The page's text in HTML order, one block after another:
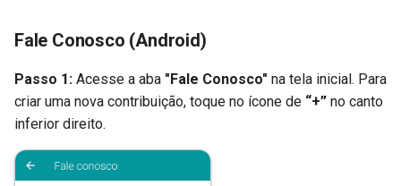
Fale Conosco (Android)
Passo 1: Acesse a aba "Fale Conosco" na tela inicial. Para
criar uma nova contribuição, toque no ícone de “+” no canto
inferior direito.